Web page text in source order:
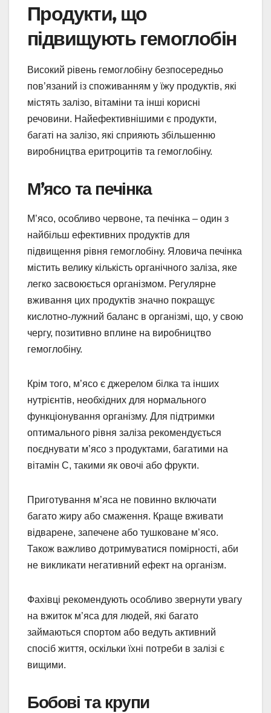
Продукти, що
підвищують гемоглобін
Високий рівень гемоглобіну безпосередньо
пов’язаний із споживанням у їжу продуктів, які
містять залізо, вітаміни та інші корисні
речовини. Найефективнішими є продукти,
багаті на залізо, які сприяють збільшенню
виробництва еритроцитів та гемоглобіну.
М’ясо та печінка
М’ясо, особливо червоне, та печінка – один з
найбільш ефективних продуктів для
підвищення рівня гемоглобіну. Яловича печінка
містить велику кількість органічного заліза, яке
легко засвоюється організмом. Регулярне
вживання цих продуктів значно покращує
кислотно-лужний баланс в організмі, що, у свою
чергу, позитивно вплине на виробництво
гемоглобіну.
Крім того, м’ясо є джерелом білка та інших
нутрієнтів, необхідних для нормального
функціонування організму. Для підтримки
оптимального рівня заліза рекомендується
поєднувати м’ясо з продуктами, багатими на
вітамін С, такими як овочі або фрукти.
Приготування м’яса не повинно включати
багато жиру або смаження. Краще вживати
відварене, запечене або тушковане м’ясо.
Також важливо дотримуватися помірності, аби
не викликати негативний ефект на організм.
Фахівці рекомендують особливо звернути увагу
на вжиток м’яса для людей, які багато
займаються спортом або ведуть активний
спосіб життя, оскільки їхні потреби в залізі є
вищими.
Бобові та крупи